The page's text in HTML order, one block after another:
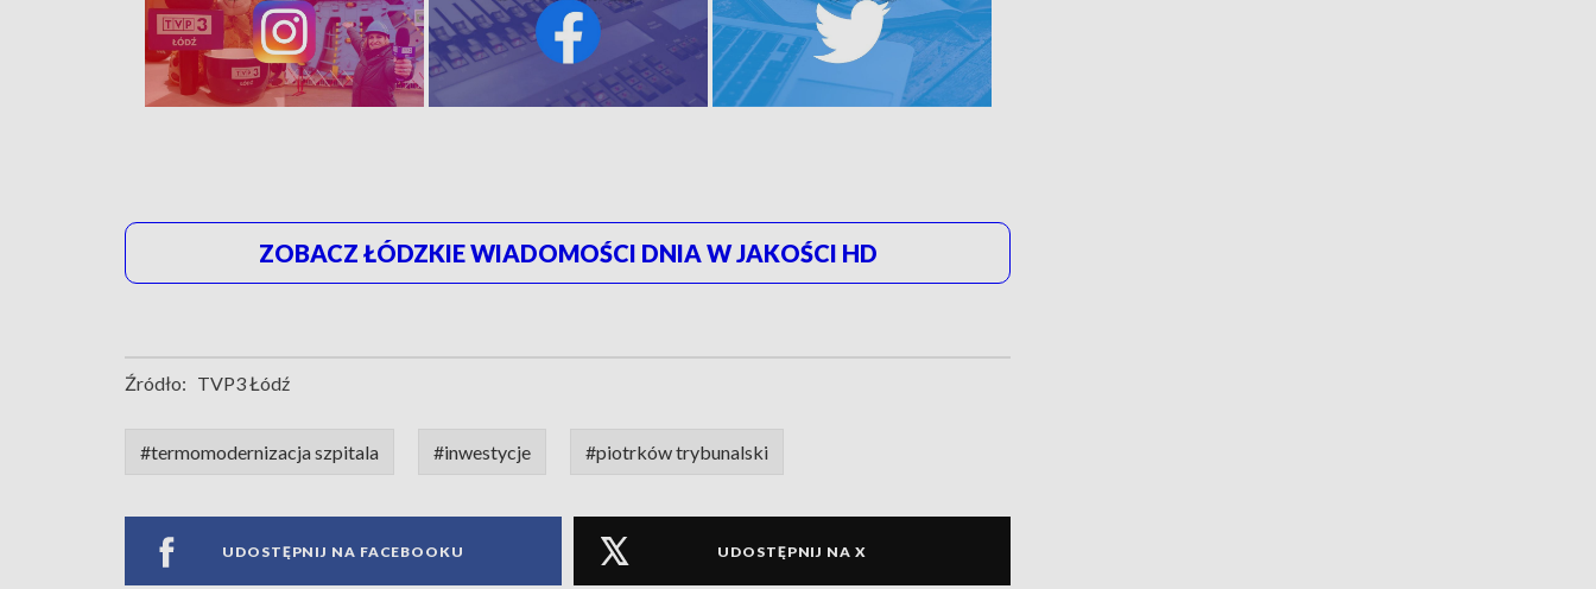
ZOBACZ ŁÓDZKIE WIADOMOŚCI DNIA W JAKOŚCI HD
Źródło: TVP3 Łódź
#termomodernizacja szpitala #inwestycje #piotrków trybunalski
UDOSTĘPNIJ NA FACEBOOKU UDOSTĘPNIJ NA X